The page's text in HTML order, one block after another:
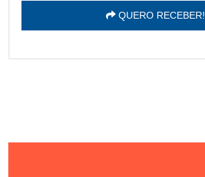
QUERO RECEBER!